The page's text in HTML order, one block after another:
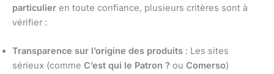
particulier en toute confiance, plusieurs critères sont à
vérifier :
Transparence sur l’origine des produits : Les sites
sérieux (comme C’est qui le Patron ? ou Comerso)